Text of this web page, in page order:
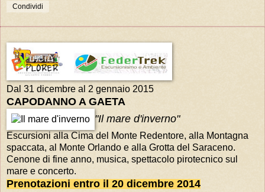
Condividi
Dal 31 dicembre al 2 gennaio 2015
CAPODANNO A GAETA
"Il mare d'inverno"
Escursioni alla Cima del Monte Redentore, alla Montagna
spaccata, al Monte Orlando e alla Grotta del Saraceno.
Cenone di fine anno, musica, spettacolo pirotecnico sul
mare e concerto.
Prenotazioni entro il 20 dicembre 2014